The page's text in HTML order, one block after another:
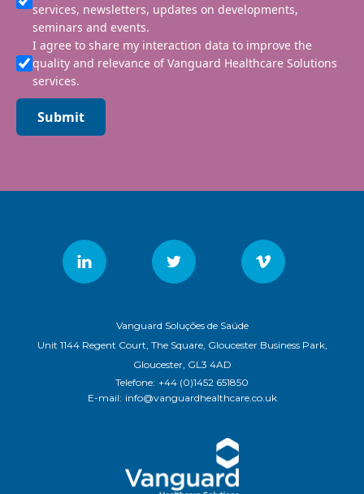
services, newsletters, updates on developments,
seminars and events.
I agree to share my interaction data to improve the
quality and relevance of Vanguard Healthcare Solutions
services.
Submit
Vanguard Soluções de Saúde
Unit 1144 Regent Court, The Square, Gloucester Business Park,
Gloucester, GL3 4AD
Telefone: +44 (0)1452 651850
E-mail: info@vanguardhealthcare.co.uk